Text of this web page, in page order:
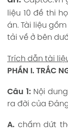
liệu 10 đề thi
án. Tài liệu
tải về ở bên
Trích dẫn tài
PHẦN I. TRẮC
Câu 1: Nội
ra đời của
A. chấm dứt